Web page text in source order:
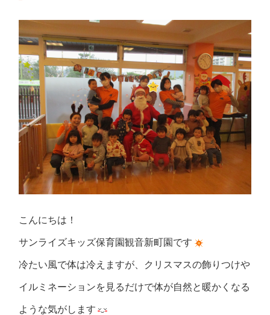
こんにちは！
サンライズキッズ保育園観音新町園です
冷たい風で体は冷えますが、クリスマスの飾りつけや
イルミネーションを見るだけで体が自然と暖かくなる
ような気がします